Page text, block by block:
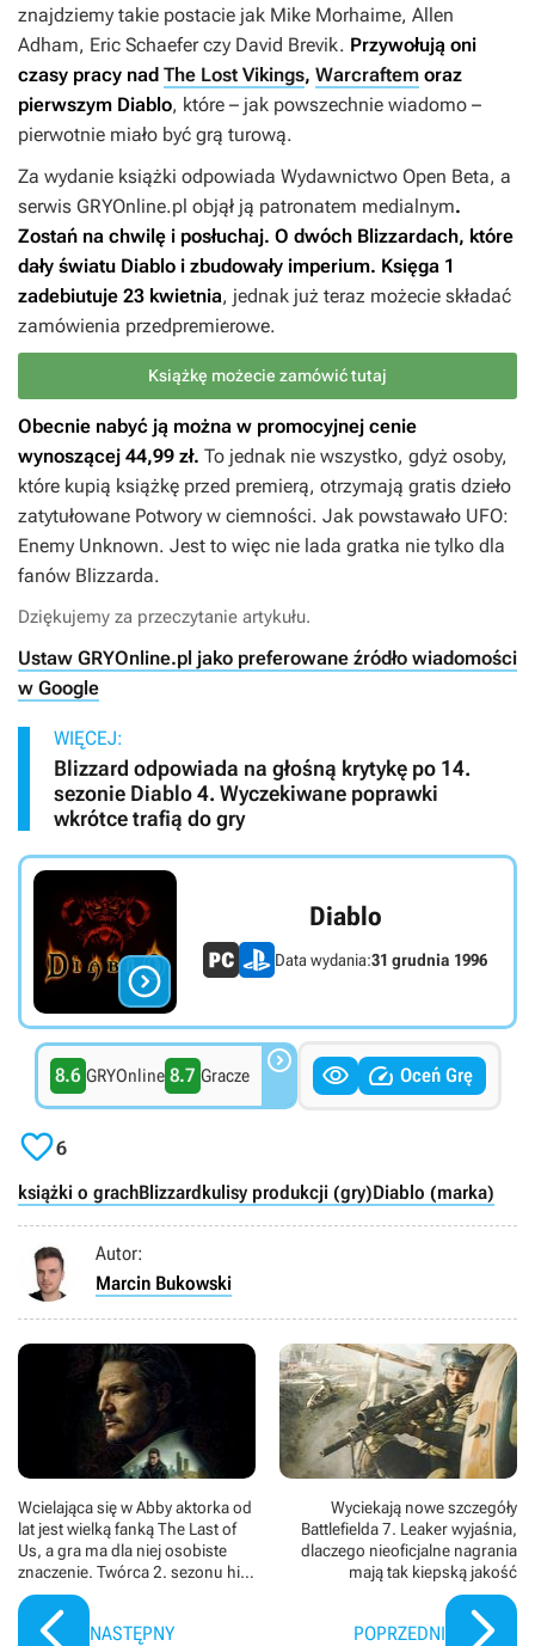
znajdziemy takie postacie jak Mike Morhaime, Allen
Adham, Eric Schaefer czy David Brevik. Przywołują oni
czasy pracy nad The Lost Vikings, Warcraftem oraz
pierwszym Diablo, które – jak powszechnie wiadomo –
pierwotnie miało być grą turową.
Za wydanie książki odpowiada Wydawnictwo Open Beta, a
serwis GRYOnline.pl objął ją patronatem medialnym.
Zostań na chwilę i posłuchaj. O dwóch Blizzardach, które
dały światu Diablo i zbudowały imperium. Księga 1
zadebiutuje 23 kwietnia, jednak już teraz możecie składać
zamówienia przedpremierowe.
Książkę możecie zamówić tutaj
Obecnie nabyć ją można w promocyjnej cenie
wynoszącej 44,99 zł. To jednak nie wszystko, gdyż osoby,
które kupią książkę przed premierą, otrzymają gratis dzieło
zatytułowane Potwory w ciemności. Jak powstawało UFO:
Enemy Unknown. Jest to więc nie lada gratka nie tylko dla
fanów Blizzarda.
Dziękujemy za przeczytanie artykułu.
Ustaw GRYOnline.pl jako preferowane źródło wiadomości
w Google
WIĘCEJ:
Blizzard odpowiada na głośną krytykę po 14.
sezonie Diablo 4. Wyczekiwane poprawki
wkrótce trafią do gry

Diablo
Data wydania:31 grudnia 1996
8.6 GRYOnline 8.7 Gracze    Oceń Grę
6
książki o grachBlizzardkulisy produkcji (gry)Diablo (marka)
Autor:
Marcin Bukowski
Wcielająca się w Abby aktorka od
lat jest wielką fanką The Last of
Us, a gra ma dla niej osobiste
znaczenie. Twórca 2. sezonu hitu
HBO zapowiada „oszałamiający”
odcinek specjalny
NASTĘPNY
Wyciekają nowe szczegóły
Battlefielda 7. Leaker wyjaśnia,
dlaczego nieoficjalne nagrania
mają tak kiepską jakość
POPRZEDNI